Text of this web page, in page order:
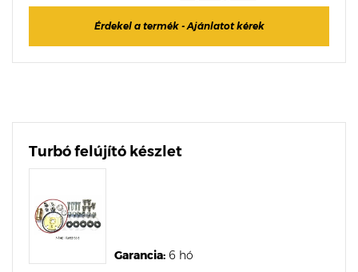
Érdekel a termék - Ajánlatot kérek
Turbó felújító készlet
Garancia: 6 hó